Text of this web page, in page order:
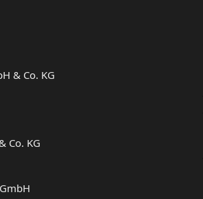
& Co. KG
Co. KG